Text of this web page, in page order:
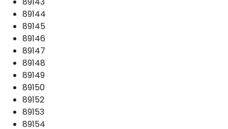
89144
89145
89146
89147
89148
89149
89150
89152
89153
89154